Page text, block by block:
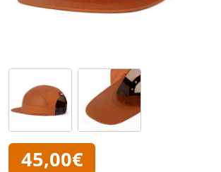
45,00€